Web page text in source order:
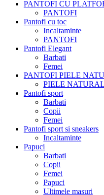
PANTOFI CU
PANTOFI
Pantofi cu toc
Incaltaminte
PANTOFI
Pantofi Elegant
Barbati
Femei
PANTOFI PIELE
PIELE
Pantofi sport
Barbati
Copii
Femei
Pantofi sport si sneakers
Incaltaminte
Papuci
Barbati
Copii
Femei
Papuci
Ultimele masuri